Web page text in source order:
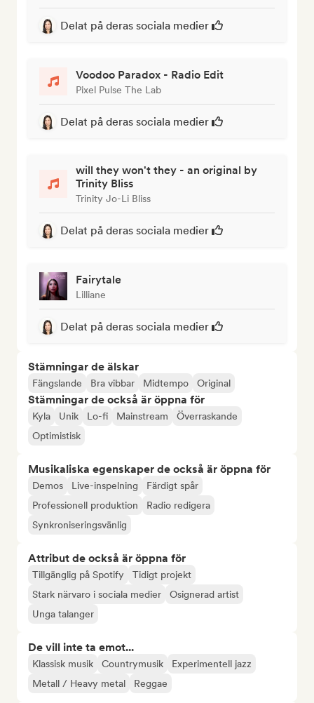
Delat på deras sociala medier
Voodoo Paradox - Radio Edit
Pixel Pulse The Lab
Delat på deras sociala medier
will they won't they - an original by
Trinity Bliss
Trinity Jo-Li Bliss
Delat på deras sociala medier
Fairytale
Lilliane
Delat på deras sociala medier
Stämningar de älskar
Fängslande Bra vibbar Midtempo Original
Stämningar de också är öppna för
Kyla Unik Lo-fi Mainstream
Överraskande
Optimistisk
Musikaliska egenskaper de också är öppna för
Demos Live-inspelning
Färdigt spår
Professionell produktion
Radio redigera
Synkroniseringsvänlig
Attribut de också är öppna för
Tillgänglig på Spotify
Tidigt projekt
Stark närvaro i sociala medier
Osignerad artist
Unga talanger
De vill inte ta emot...
Klassisk musik Countrymusik
Experimentell jazz
Metall / Heavy metal
Reggae